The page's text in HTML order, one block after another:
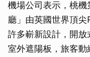
機場公司表示，桃
廳」由英國世界頂
許多嶄新設計，開
室外遮陽板，旅客